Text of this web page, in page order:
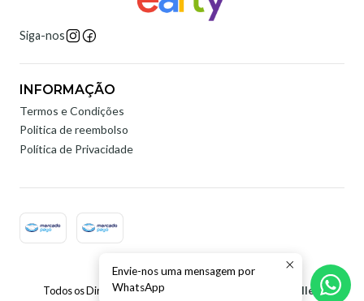
Siga-nos
INFORMAÇÃO
Termos e Condições
Politica de reembolso
Política de Privacidade
2026 Earty Digital.
Todos os Direitos Reservados.
Com tecnologia Jumpseller .
Envie-nos uma mensagem por
WhatsApp